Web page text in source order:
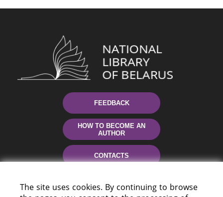
FEEDBACK
HOW TO BECOME AN
AUTHOR
CONTACTS
The site uses cookies. By continuing to browse